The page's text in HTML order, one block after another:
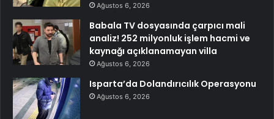
Ağustos 6, 2026
Babala TV dosyasında çarpıcı mali
analiz! 252 milyonluk işlem hacmi ve
kaynağı açıklanamayan villa
Ağustos 6, 2026
Isparta’da Dolandırıcılık Operasyonu
Ağustos 6, 2026